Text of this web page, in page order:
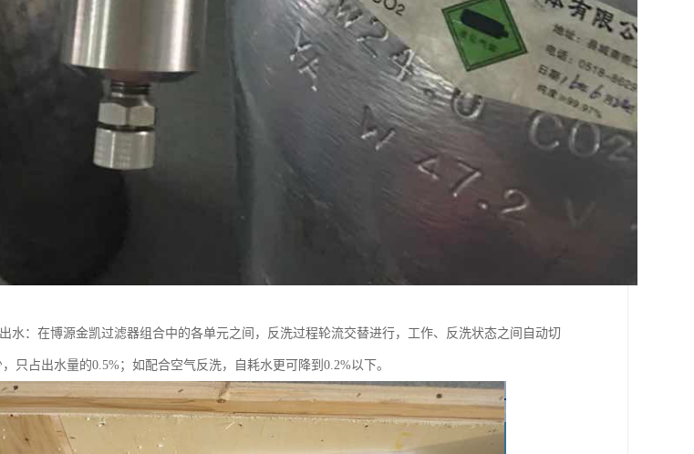
水：在博源金凯过滤器组合中的各单元之间，反洗过程轮流交替进行，工作、反洗状态之间自动切
只占出水量的0.5%；如配合空气反洗，自耗水更可降到0.2%以下。